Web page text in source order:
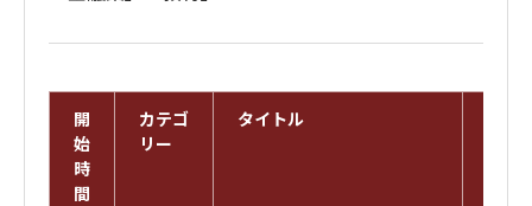
開
始
時
間
カテゴ
リー
タイトル